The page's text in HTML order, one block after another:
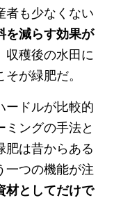
者も少なくない
を減らす効果が
収穫後の水田に
が緑肥だ。
ードルが比較的
ミングの手法と
肥は昔からある
一つの機能が注
材としてだけで